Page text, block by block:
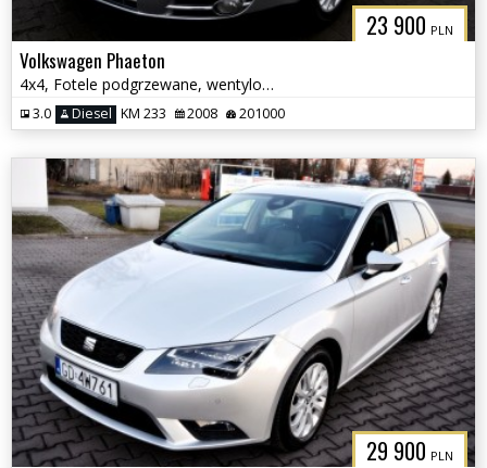
23 900 PLN
Volkswagen Phaeton
4x4, Fotele podgrzewane, wentylowane z funkcją masażu
3.0 Diesel KM 233 2008 201000
29 900 PLN